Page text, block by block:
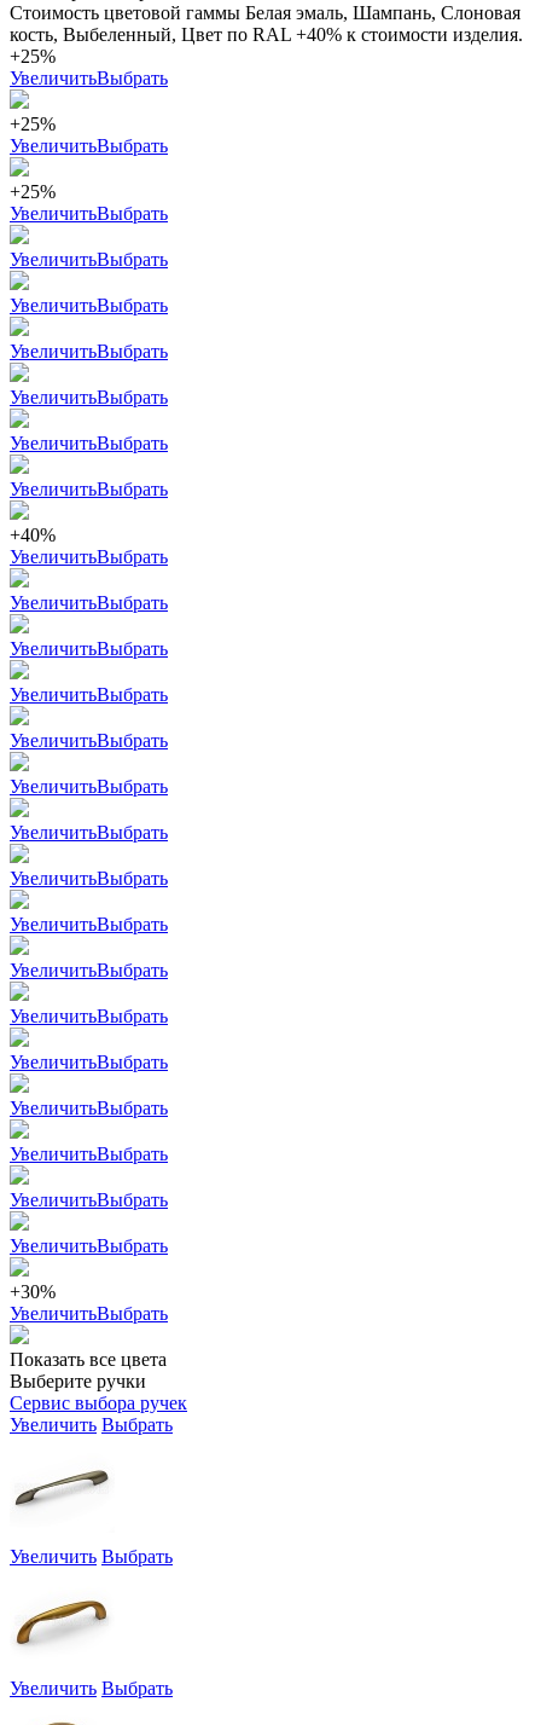
Стоимость цветовой гаммы Белая эмаль, Шампань, Слоновая
кость, Выбеленный, Цвет по RAL +40% к стоимости изделия.
+25%
УвеличитьВыбрать
+25%
УвеличитьВыбрать
+25%
УвеличитьВыбрать
УвеличитьВыбрать
УвеличитьВыбрать
УвеличитьВыбрать
УвеличитьВыбрать
УвеличитьВыбрать
УвеличитьВыбрать
+40%
УвеличитьВыбрать
УвеличитьВыбрать
УвеличитьВыбрать
УвеличитьВыбрать
УвеличитьВыбрать
УвеличитьВыбрать
УвеличитьВыбрать
УвеличитьВыбрать
УвеличитьВыбрать
УвеличитьВыбрать
УвеличитьВыбрать
УвеличитьВыбрать
УвеличитьВыбрать
УвеличитьВыбрать
УвеличитьВыбрать
УвеличитьВыбрать
+30%
УвеличитьВыбрать
Показать все цвета
Выберите ручки
Сервис выбора ручек
Увеличить Выбрать
Увеличить Выбрать
Увеличить Выбрать